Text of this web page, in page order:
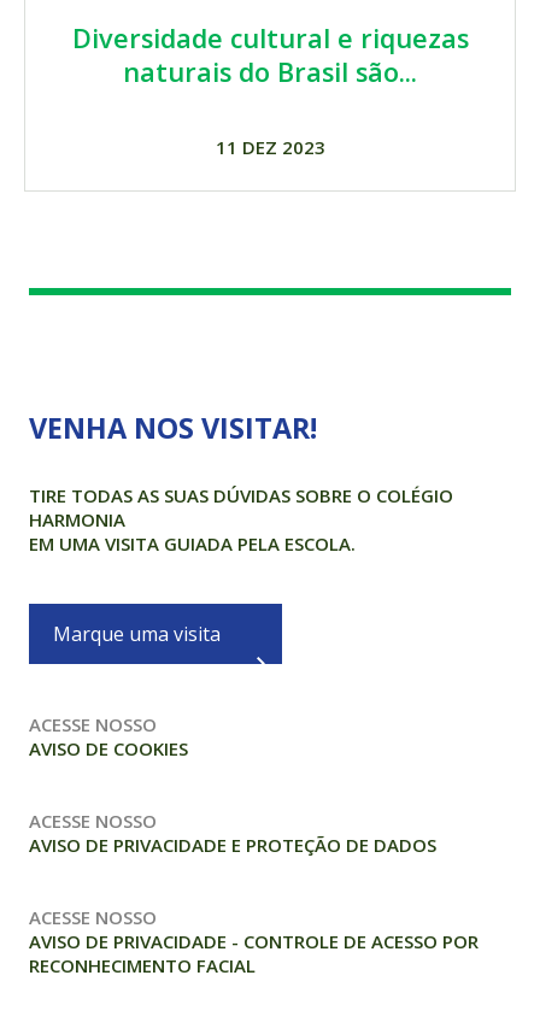
Diversidade cultural e riquezas
naturais do Brasil são...
11 DEZ 2023
VENHA NOS VISITAR!
TIRE TODAS AS SUAS DÚVIDAS SOBRE O COLÉGIO
HARMONIA
EM UMA VISITA GUIADA PELA ESCOLA.
Marque uma visita
ACESSE NOSSO
AVISO DE COOKIES
ACESSE NOSSO
AVISO DE PRIVACIDADE E PROTEÇÃO DE DADOS
ACESSE NOSSO
AVISO DE PRIVACIDADE - CONTROLE DE ACESSO POR
RECONHECIMENTO FACIAL